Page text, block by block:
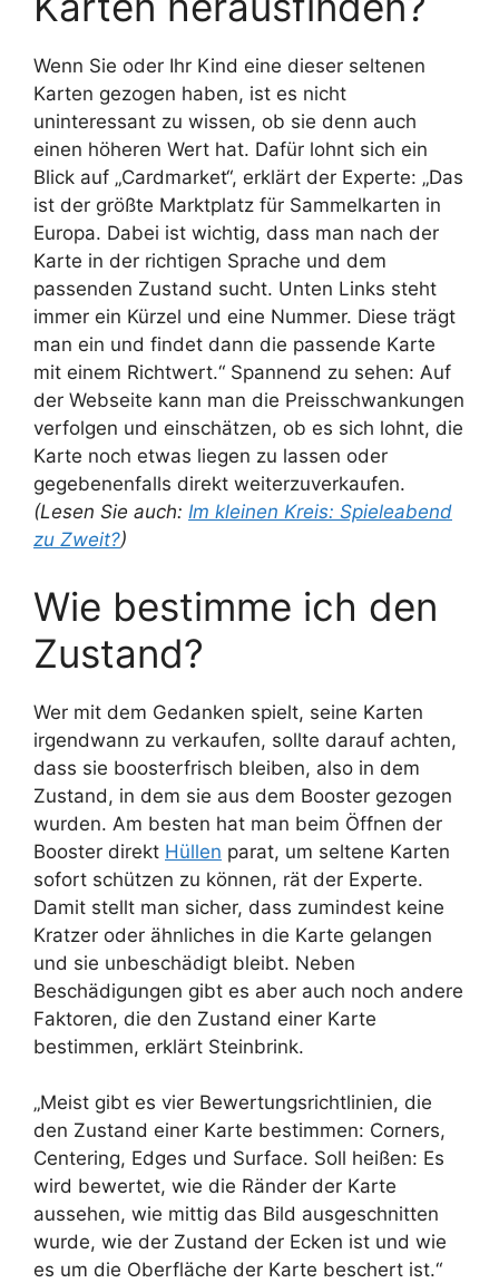
Wenn Sie oder Ihr Kind eine dieser seltenen
Karten gezogen haben, ist es nicht
uninteressant zu wissen, ob sie denn auch
einen höheren Wert hat. Dafür lohnt sich ein
Blick auf „Cardmarket“, erklärt der Experte: „Das
ist der größte Marktplatz für Sammelkarten in
Europa. Dabei ist wichtig, dass man nach der
Karte in der richtigen Sprache und dem
passenden Zustand sucht. Unten Links steht
immer ein Kürzel und eine Nummer. Diese trägt
man ein und findet dann die passende Karte
mit einem Richtwert.“ Spannend zu sehen: Auf
der Webseite kann man die Preisschwankungen
verfolgen und einschätzen, ob es sich lohnt, die
Karte noch etwas liegen zu lassen oder
gegebenenfalls direkt weiterzuverkaufen.
(Lesen Sie auch: Im kleinen Kreis: Spieleabend
zu Zweit?)
Wie bestimme ich den
Zustand?
Wer mit dem Gedanken spielt, seine Karten
irgendwann zu verkaufen, sollte darauf achten,
dass sie boosterfrisch bleiben, also in dem
Zustand, in dem sie aus dem Booster gezogen
wurden. Am besten hat man beim Öffnen der
Booster direkt Hüllen parat, um seltene Karten
sofort schützen zu können, rät der Experte.
Damit stellt man sicher, dass zumindest keine
Kratzer oder ähnliches in die Karte gelangen
und sie unbeschädigt bleibt. Neben
Beschädigungen gibt es aber auch noch andere
Faktoren, die den Zustand einer Karte
bestimmen, erklärt Steinbrink.
„Meist gibt es vier Bewertungsrichtlinien, die
den Zustand einer Karte bestimmen: Corners,
Centering, Edges und Surface. Soll heißen: Es
wird bewertet, wie die Ränder der Karte
aussehen, wie mittig das Bild ausgeschnitten
wurde, wie der Zustand der Ecken ist und wie
es um die Oberfläche der Karte beschert ist.“